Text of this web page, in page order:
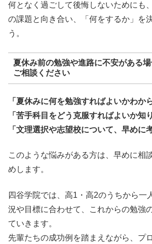
何となく過ごして後悔しないためにも
の課題と向き合い、「何をするか」を
う。
夏休み前の勉強や進路に不安がある
ご相談ください
「夏休みに何を勉強すればよいかわか
「苦手科目をどう克服すればよいか知
「文理選択や志望校について、早めに
このような悩みがある方は、早めに相
めします。
四谷学院では、高1・高2のうちから一
況や目標に合わせて、これからの勉強
ていきます。
先輩たちの成功例を踏まえながら、プ